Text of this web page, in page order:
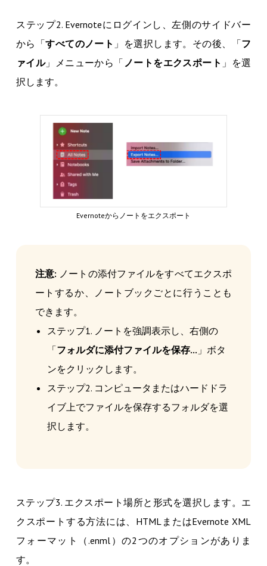
ステップ2. Evernoteにログインし、左側のサイドバー
から「すべてのノート 」を選択します。その後、「フ
ァイル」メニューから「 ノートをエクスポート 」を選
択します。
Evernoteからノートをエクスポート
注意: ノートの添付ファイルをすべてエクスポ
ートするか、ノートブックごとに行うことも
できます。
ステップ1. ノートを強調表示し、右側の
「フォルダに添付ファイルを保存... 」ボタ
ンをクリックします。
ステップ2. コンピュータまたはハードドラ
イブ上でファイルを保存するフォルダを選
択します。
ステップ3. エクスポート場所と形式を選択します。エ
クスポートする方法には、HTMLまたはEvernote XML
フォーマット（.enml）の2つのオプションがありま
す。